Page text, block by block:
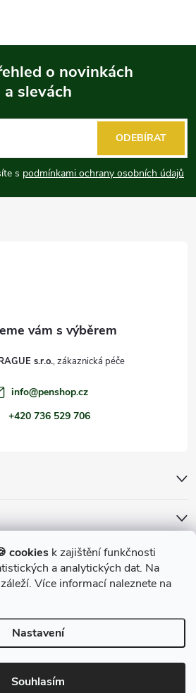
cookies k zajištění funkčnosti
a analytických dat. Na
Více informací naleznete na
Nastavení
Souhlasím
o novinkách
a slevách
s podmínkami ochrany osobních údajů
ODEBÍRAT
s.r.o.
info@penshop.cz
+420 736 529 706
. Všechna práva vyhrazena.